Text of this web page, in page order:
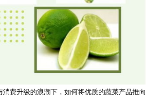
消费升级的浪潮下，如何将优质的蔬菜产品推向